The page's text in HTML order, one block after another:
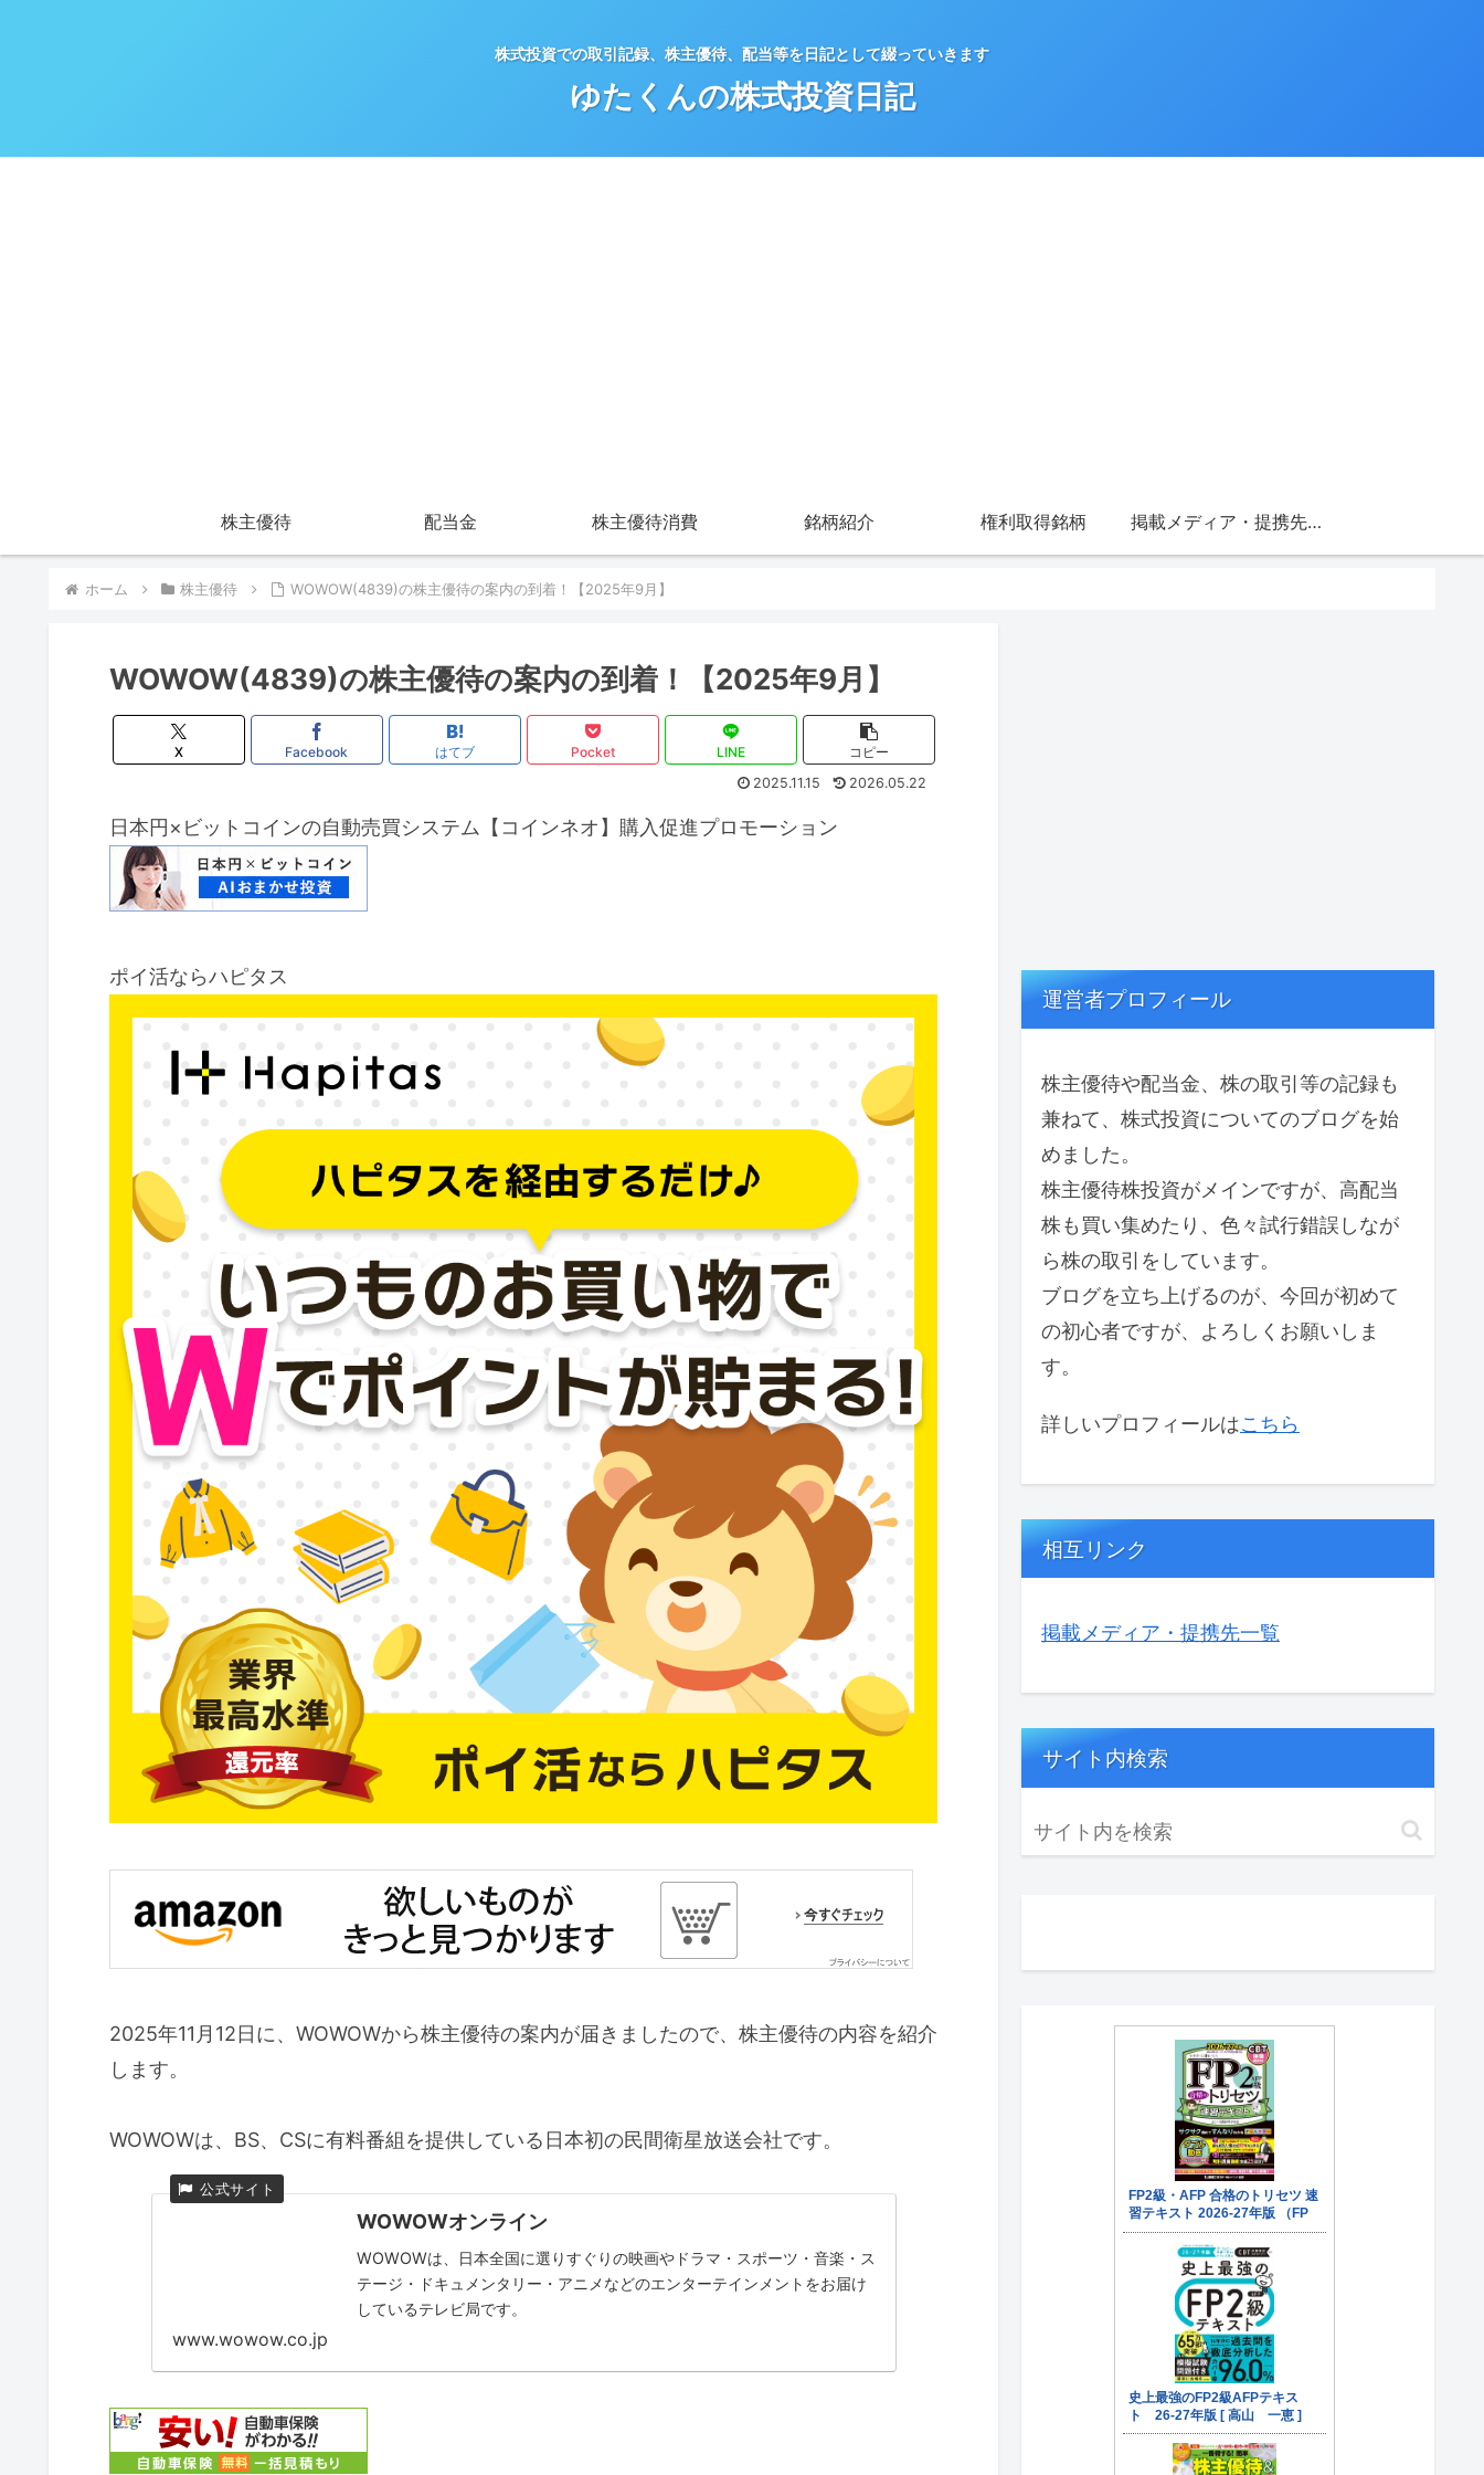
株式投資での取引記録、株主優待、配当等を日記として綴っていきます
ゆたくんの株式投資日記
株主優待 配当金 株主優待消費 銘柄紹介 権利取得銘柄 掲載メディア・提携先一覧
ホーム 株主優待 WOWOW(4839)の株主優待の案内の到着！【2025年9月】
WOWOW(4839)の株主優待の案内の到着！【2025年9月】
X Facebook はてブ Pocket LINE
コピー
2025.11.15
2026.05.22
日本円×ビットコインの自動売買システム【コインネオ】購入促進プロモーション
ポイ活ならハピタス
2025年11月12日に、WOWOWから株主優待の案内が届きましたので、株主優待の内容を紹介
します。
WOWOWは、BS、CSに有料番組を提供している日本初の民間衛星放送会社です。
WOWOWオンライン
WOWOWは、日本全国に選りすぐりの映画やドラマ・スポーツ・音楽・ス
テージ・ドキュメンタリー・アニメなどのエンターテインメントをお届け
しているテレビ局です。
www.wowow.co.jp
運営者プロフィール
株主優待や配当金、株の取引等の記録も
兼ねて、株式投資についてのブログを始
めました。
株主優待株投資がメインですが、高配当
株も買い集めたり、色々試行錯誤しなが
ら株の取引をしています。
ブログを立ち上げるのが、今回が初めて
の初心者ですが、よろしくお願いしま
す。
詳しいプロフィールはこちら
相互リンク
掲載メディア・提携先一覧
サイト内検索